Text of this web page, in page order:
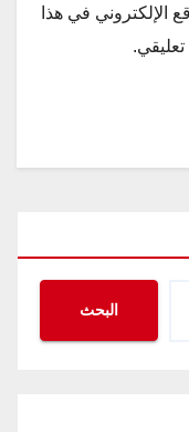
الإلكتروني في هذا
البحث